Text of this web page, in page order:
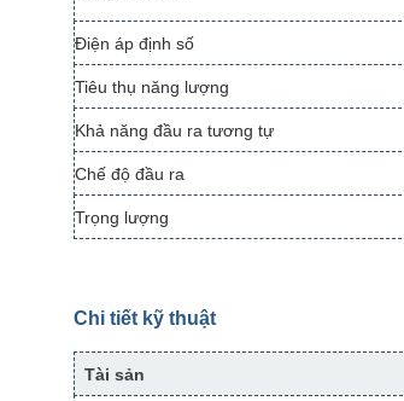
Điện áp định số
Tiêu thụ năng lượng
Khả năng đầu ra tương tự
Chế độ đầu ra
Trọng lượng
Chi tiết kỹ thuật
Tài sản